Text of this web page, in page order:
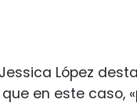
López
en este caso,